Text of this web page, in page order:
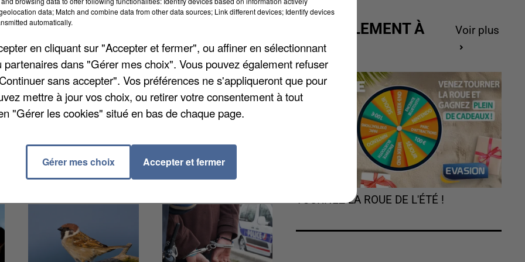
de vendredi à samedi, au Coudray-Saint-Germer, un
de nombreux pneus et endommagé des
le préjudice s'élève à plus de 2.000 euros de
a ouvert une enquête et analyse les images de
ACTUELLEMENT À
GAGNER
Voir plus
TOURNEZ LA ROUE DE L'ÉTÉ !
data; Match and combine data from other data sources; Link different devices; Identify devices
automatically.
en cliquant sur "Accepter et fermer", ou affiner en sélectionnant
partenaires dans "Gérer mes choix". Vous pouvez également refuser
sans accepter". Vos préférences ne s'appliqueront que pour
mettre à jour vos choix, ou retirer votre consentement à tout
"Gérer les cookies" situé en bas de chaque page.
Gérer mes choix Accepter et fermer